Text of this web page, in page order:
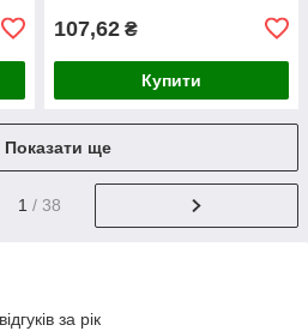
107,62 ₴
Купити
Показати ще
1 / 38
за рік